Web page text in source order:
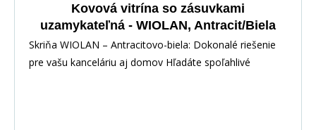
Kovová vitrína so zásuvkami
uzamykateľná - WIOLAN, Antracit/Biela
Skriňa WIOLAN – Antracitovo-biela: Dokonalé riešenie
pre vašu kanceláriu aj domov Hľadáte spoľahlivé